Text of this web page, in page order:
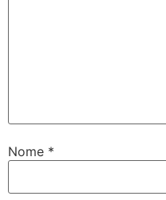
Nome *